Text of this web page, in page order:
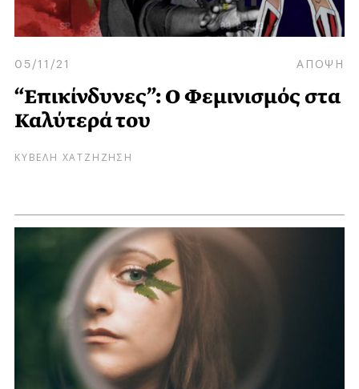
05/11/21 ΑΠΟΨΗ
“Επικίνδυνες”: Ο Φεμινισμός στα
Καλύτερά του
ΚΥΒΕΛΗ ΧΑΤΖΗΖΗΣΗ